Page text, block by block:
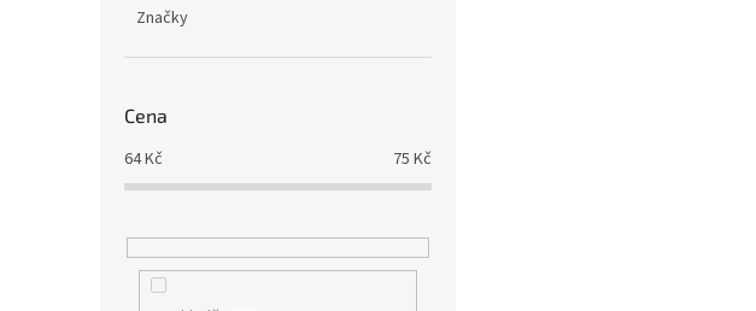
Značky
Cena
64Kč 75 Kč